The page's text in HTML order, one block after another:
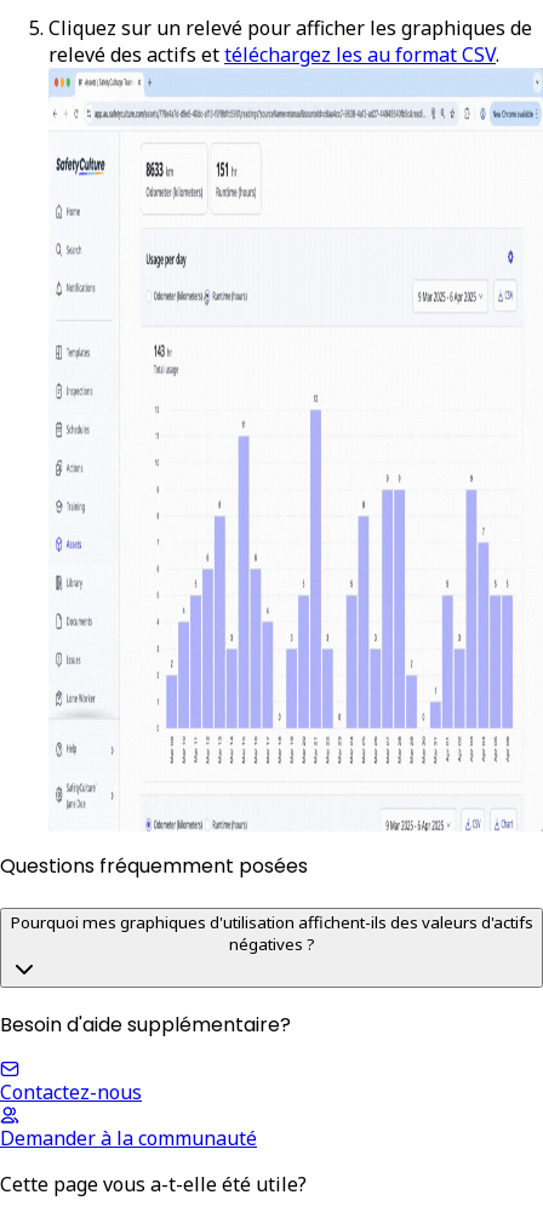
Cliquez sur un relevé pour afficher les graphiques de
relevé des actifs ettéléchargez les au format CSV.
Questions fréquemment posées
Pourquoi mes graphiques d'utilisation affichent-ils des valeurs d'actifs
négatives ?
Besoin d'aide supplémentaire?
Contactez-nous
Demander à la communauté
Cette page vous a-t-elle été utile?